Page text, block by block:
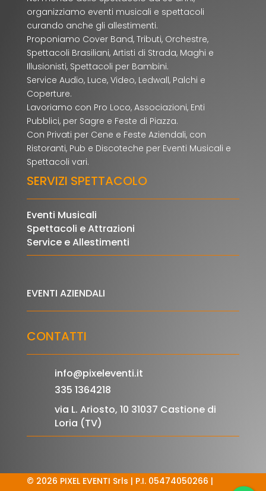
organizziamo eventi musicali e spettacoli
curando anche gli allestimenti.
Proponiamo Cover Band, Tributi, Orchestre,
Spettacoli Brasiliani, Artisti di Strada, Maghi e
Illusionisti, Spettacoli per Bambini.
Service Audio, Luce, Video, Ledwall, Palchi e
Coperture.
Lavoriamo con Pro Loco, Associazioni, Enti
Pubblici, per Sagre e Feste di Piazza.
Con Privati per Cene e Feste Aziendali, con
Ristoranti, Pub e Discoteche per Eventi Musicali e
Spettacoli vari.
SERVIZI SPETTACOLO
Eventi Musicali
Spettacoli e Attrazioni
Service e Allestimenti
EVENTI AZIENDALI
CONTATTI
info@pixeleventi.it
335 1364218
via L. Ariosto, 10 31037 Castione di
Loria (TV)
© 2026 PIXEL EVENTI Srls | P.I. 05474050266 |